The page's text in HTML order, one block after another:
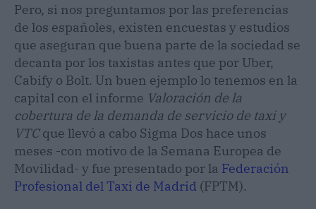
Pero, si nos preguntamos por las preferencias
de los españoles, existen encuestas y estudios
que aseguran que buena parte de la sociedad se
decanta por los taxistas antes que por Uber,
Cabify o Bolt. Un buen ejemplo lo tenemos en la
capital con el informe Valoración de la
cobertura de la demanda de servicio de taxi y
VTCque llevó a cabo Sigma Dos hace unos
meses -con motivo de la Semana Europea de
Movilidad- y fue presentado por la Federación
Profesional del Taxi de Madrid (FPTM).